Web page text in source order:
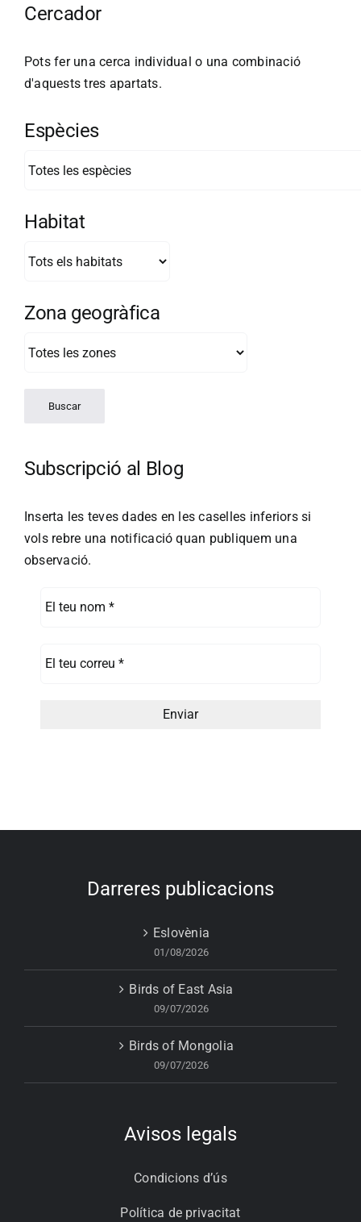
Cercador
Pots fer una cerca individual o una combinació
d'aquests tres apartats.
Espècies
Habitat
Zona geogràfica
Subscripció al Blog
Inserta les teves dades en les caselles inferiors si
vols rebre una notificació quan publiquem una
observació.
Darreres publicacions
Eslovènia
01/08/2026
Birds of East Asia
09/07/2026
Birds of Mongolia
09/07/2026
Avisos legals
Condicions d’ús
Política de privacitat